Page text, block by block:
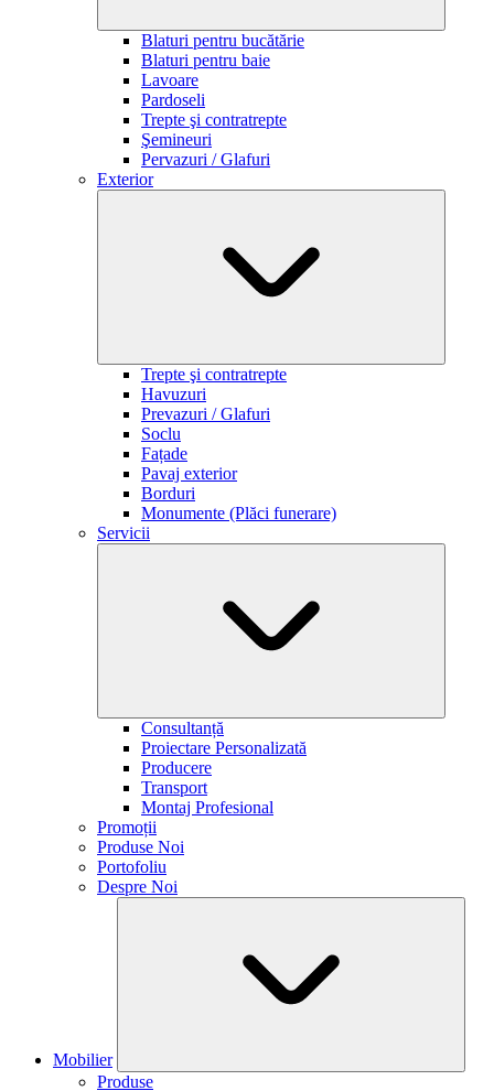
Blaturi pentru bucătărie
Blaturi pentru baie
Lavoare
Pardoseli
Trepte şi contratrepte
Şemineuri
Pervazuri / Glafuri
Exterior
Trepte şi contratrepte
Havuzuri
Prevazuri / Glafuri
Soclu
Fațade
Pavaj exterior
Borduri
Monumente (Plăci funerare)
Servicii
Consultanță
Proiectare Personalizată
Producere
Transport
Montaj Profesional
Promoții
Produse Noi
Portofoliu
Despre Noi
Mobilier
Produse